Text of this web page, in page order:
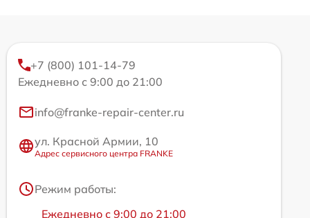
+7 (800) 101-14-79
Ежедневно с 9:00 до 21:00
info@franke-repair-center.ru
ул. Красной Армии, 10
Адрес сервисного центра FRANKE
Режим работы:
Ежедневно с 9:00 до 21:00